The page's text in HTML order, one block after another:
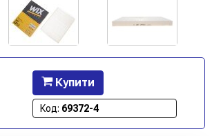
Купити
Код: 69372-4